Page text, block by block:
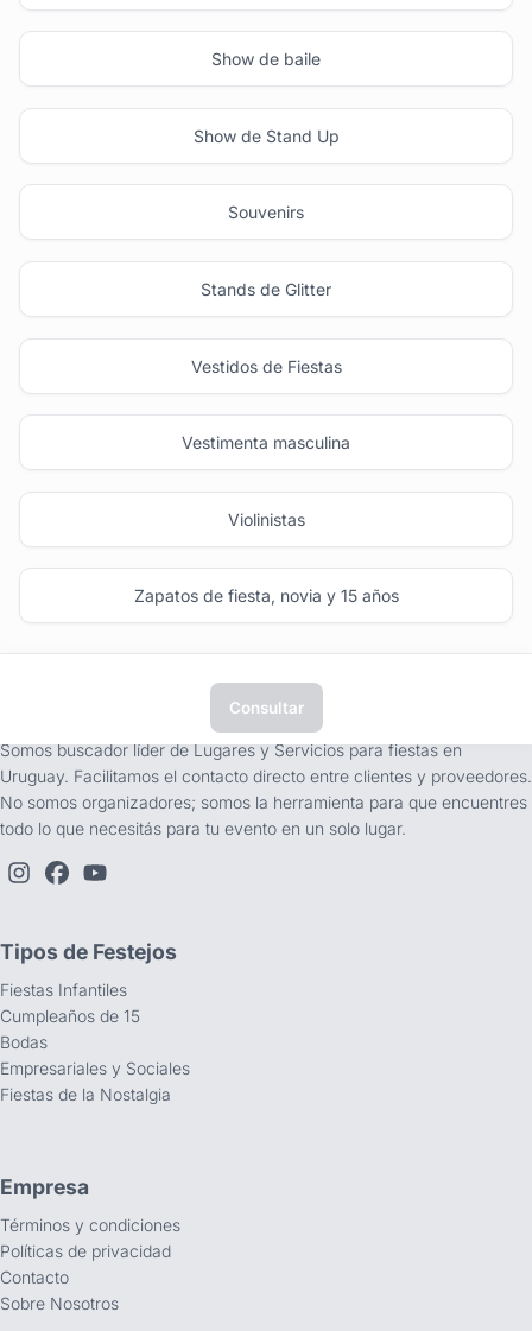
Show de baile
Show de Stand Up
Souvenirs
Stands de Glitter
Vestidos de Fiestas
Vestimenta masculina
Violinistas
Zapatos de fiesta, novia y 15 años
Consultar
Somos buscador líder de Lugares y Servicios para fiestas en
Uruguay. Facilitamos el contacto directo entre clientes y proveedores.
No somos organizadores; somos la herramienta para que encuentres
todo lo que necesitás para tu evento en un solo lugar.
Tipos de Festejos
Fiestas Infantiles
Cumpleaños de 15
Bodas
Empresariales y Sociales
Fiestas de la Nostalgia
Empresa
Términos y condiciones
Políticas de privacidad
Contacto
Sobre Nosotros